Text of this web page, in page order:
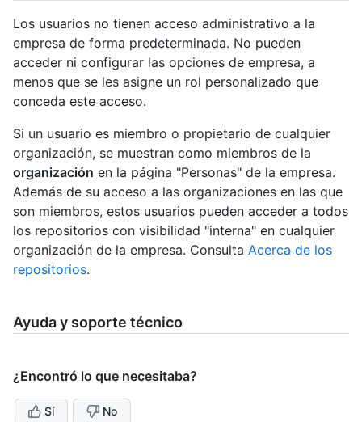
Los usuarios no tienen acceso administrativo a la
empresa de forma predeterminada. No pueden
acceder ni configurar las opciones de empresa, a
menos que se les asigne un rol personalizado que
conceda este acceso.
Si un usuario es miembro o propietario de cualquier
organización, se muestran como miembros de la
organización en la página "Personas" de la empresa.
Además de su acceso a las organizaciones en las que
son miembros, estos usuarios pueden acceder a todos
los repositorios con visibilidad "interna" en cualquier
organización de la empresa. Consulta Acerca de los
repositorios.
Ayuda y soporte técnico
¿Encontró lo que necesitaba?
Sí No